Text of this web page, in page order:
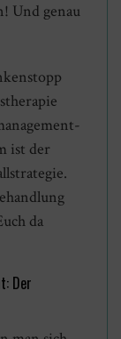
Und genau
ist der
da
Der